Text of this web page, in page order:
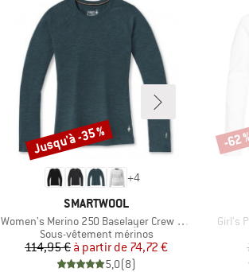
+4
MARQUE
SMARTWOOL
Article
Women's Merino 250 Baselayer Crew Boxed
Product group
Sous-vêtement mérinos
Prix
114,95 € Prix réduit
à partir de 74,72 €
5,0(8)
Remise
Jusqu'à -35 %
Article
Girl's
-62